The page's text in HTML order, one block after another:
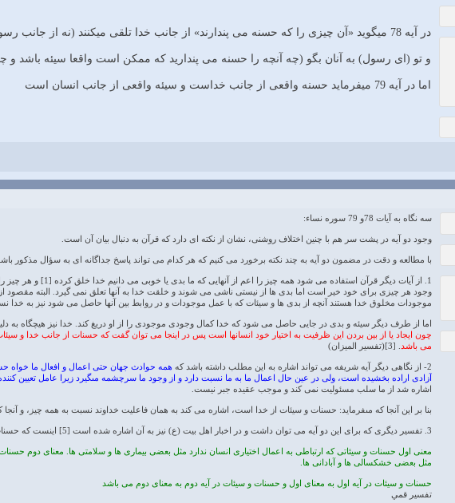
در آیه 78 میگوید «آن چیزی را که حسنه می پندارند» از جانب خدا تلقی میکنند (نه از جانب رسول) و آن چیزی را که سیئه می پندارند به تو نسبت میدهند
و تو (ای رسول) به آنان بگو (چه آنچه را حسنه می پندارید که ممکن است واقعا سیئه باشد
اما در آیه 79 میفرماید حسنه واقعی از جانب خداست و سیئه واقعی از جانب انسان است
سه نگاه به آيات 78و 79 سوره نساء:
وجود دو آیه در پشت سر هم با چنین اختلاف روشنی، نشان از نکته ای دارد که قرآن به دنبال بیان آن است.
با مطالعه و دقت در مضمون دو آیه به چند نکته برخورد مى ‏کنیم که هر کدام مى‏ تواند پاسخ جداگانه ‏اى به سؤال مذکور
وجود هر چیزی برای خود خیر است اما بدی ها از نیستی ناشی می شوند و خلقت خدا به آنها تعلق نمی گیرد. البته مقصود
موجودات مخلوق خدا هستند آنچه از بدی ها و سیئات که با عمل موجودات و در روابط بین آنها حاصل می شود نیز به
اما از طرف دیگر سیئه و بدی در جایی حاصل می شود که خدا کمال وجودی موجودی را از او دریغ کند. خدا نیز هیچگاه به
چون ایجاد یا از بین بردن این ظرفیت به اختیار خود انسانها است پس در اینجا می توان گفت که حسنات از جانب خدا و
می باشد
. [3](تفسير الميزان)
2- از نگاهی دیگر آیه شریفه می تواند اشاره به این مطلب داشته باشد که
همه حوادث جهان حتى اعمال و افعال ما خواه
آزادى اراده بخشیده است، ولى در عین حال اعمال ما به ما نسبت دارد و از وجود ما سرچشمه مى‏گیرد زیرا عامل تعیین
اشاره شد از ما سلب مسئولیت نمى ‏کند و موجب عقیده جبر نیست.
بنا بر این آنجا که مى‏فرماید: حسنات و سیئات از خدا است، اشاره مى ‏کند به همان فاعلیت خداوند نسبت به همه چیز، و آنجا که
3. تفسیر دیگرى که براى این دو آیه می توان داشت و در اخبار اهل بیت (ع) نیز به آن اشاره شده است [5] اینست که حسنات و سیئات، در قرآن به دو معنی است:
معنی اول حسنات و سیئاتی که ارتباطی به اعمال اختیاری انسان ندارد مثل بعضی بیماری ها و سلامتی ها. معنای دوم
مثل بعضی خشکسالی ها و آبادانی ها.
حسنات و سیئات در آیه اول به معنای اول و حسنات و سیئات در آیه دوم به معنای دوم می باشد
تفسير قمي